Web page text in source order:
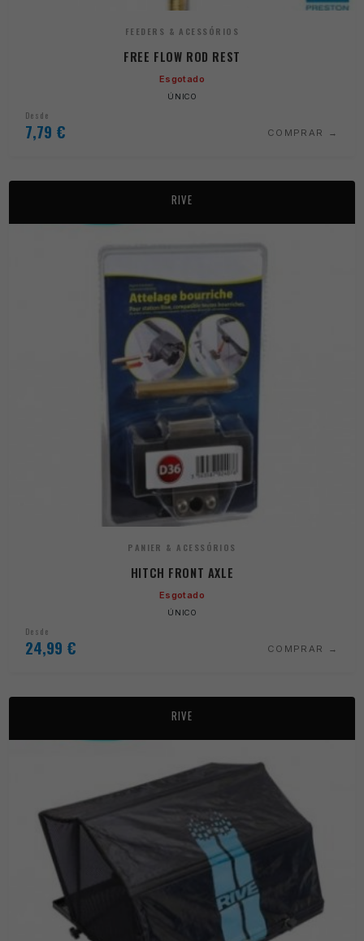
FEEDERS & ACESSÓRIOS
FREE FLOW ROD REST
Esgotado
ÚNICO
Desde
7,79 € COMPRAR
RIVE
PANIER & ACESSÓRIOS
HITCH FRONT AXLE
Esgotado
ÚNICO
Desde
24,99 € COMPRAR
RIVE